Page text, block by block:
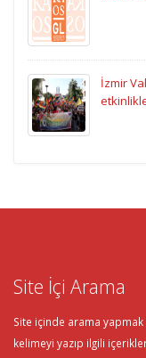
İzmir
Site İçi Arama
Site içinde arama
kelimeyi yazıp ilgili